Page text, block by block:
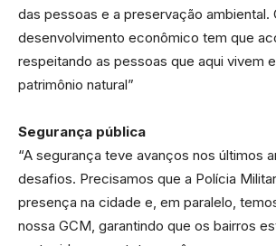
das pessoas e a preservação ambiental.
desenvolvimento econômico tem que
respeitando as pessoas que aqui vivem
patrimônio natural”
Segurança pública
“A segurança teve avanços nos últimos
desafios. Precisamos que a Polícia
presença na cidade e, em paralelo,
nossa GCM, garantindo que os bairros